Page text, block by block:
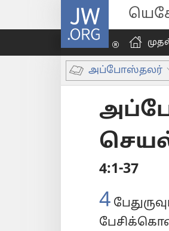
JW.ORG
அப்போஸ்தலர்
4:1-37
4